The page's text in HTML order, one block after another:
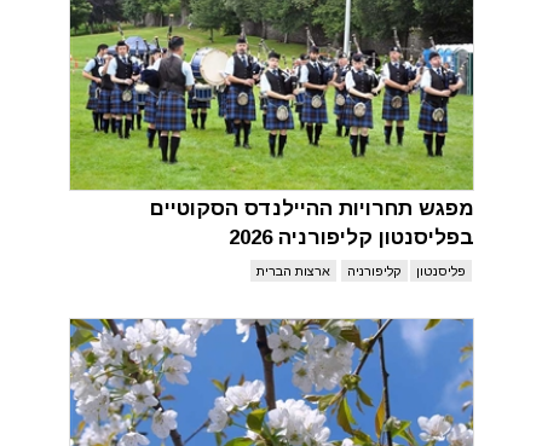
מפגש תחרויות ההיילנדס הסקוטיים
בפליסנטון קליפורניה 2026
פליסנטון קליפורניה ארצות הברית